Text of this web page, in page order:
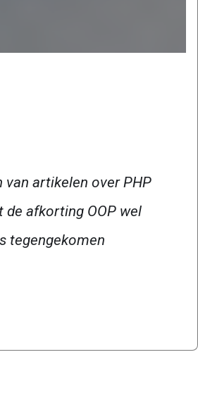
van artikelen over PHP
de afkorting OOP wel
tegengekomen